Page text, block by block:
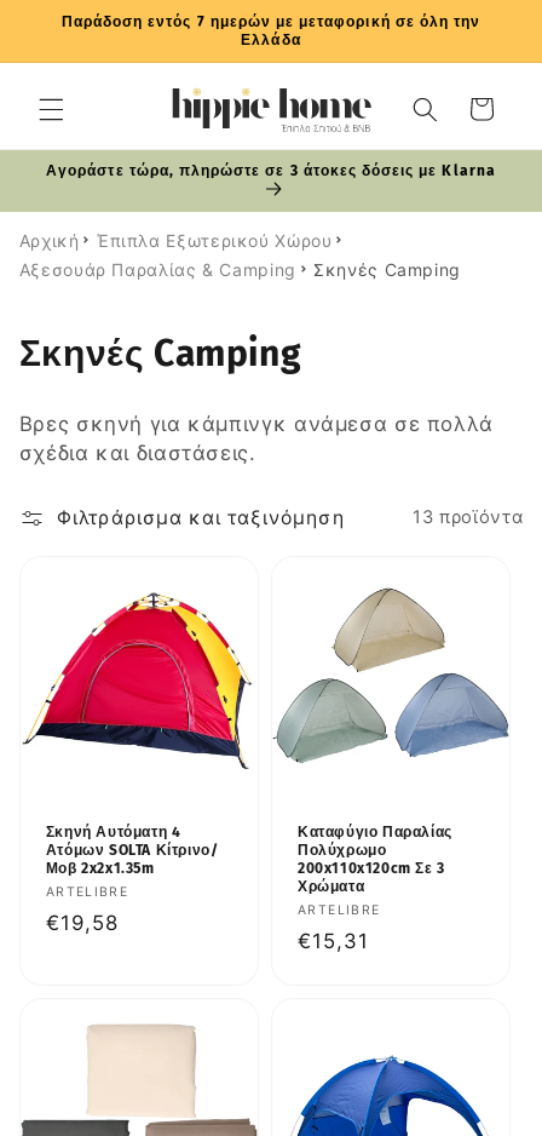
μετάβαση
περιεχόμενο
Παράδοση εντός 7 ημερών με μεταφορική σε όλη την
Ελλάδα
Καλάθι
Αγοράστε τώρα, πληρώστε σε 3 άτοκες δόσεις με Klarna
Αρχική
Έπιπλα Εξωτερικού Χώρου
Αξεσουάρ Παραλίας & Camping
Σκηνές Camping
Σ
λ
Σκηνές Camping
Βρες σκηνή για κάμπινγκ ανάμεσα σε πολλά
σχέδια και διαστάσεις.
Φιλτράρισμα και ταξινόμηση 13 προϊόντα
Σκηνή Αυτόματη 4
Ατόμων SOLTA Κίτρινο/
Μοβ 2x2x1.35m
Προμηθευτής:
ARTELIBRE
Κανονική
€19,58
Καταφύγιο Παραλίας
Πολύχρωμο
200x110x120cm Σε 3
Χρώματα
Προμηθευτής:
ARTELIBRE
Κανονική
€15,31